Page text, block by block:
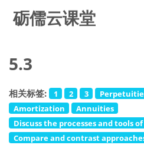
砺儒云课堂
5.3
相关标签: 1 2 3
Amortization
Annuities
Discuss the processes and tools
Compare and contrast